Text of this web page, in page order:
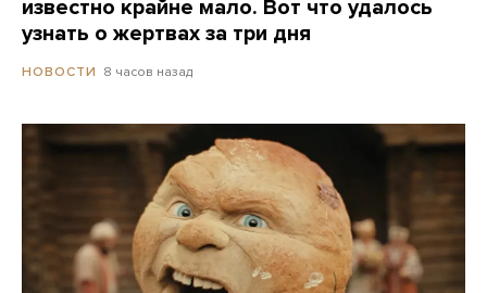
известно крайне мало. Вот что удалось
узнать о жертвах за три дня
НОВОСТИ 8 часов назад